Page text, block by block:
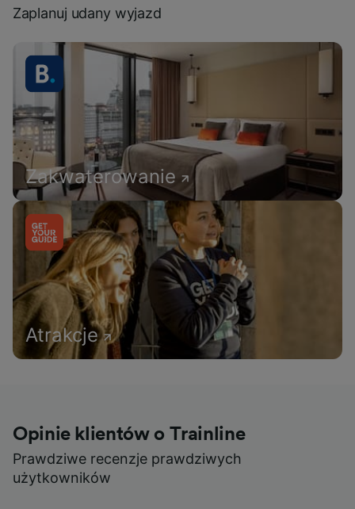
Zaplanuj udany wyjazd
Zakwaterowanie
Atrakcje
Opinie klientów o Trainline
Prawdziwe recenzje prawdziwych
użytkowników